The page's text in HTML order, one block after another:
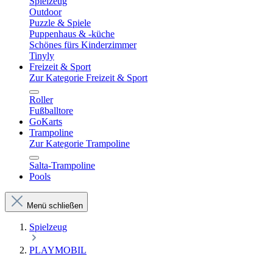
Outdoor
Puzzle & Spiele
Puppenhaus & -küche
Schönes fürs Kinderzimmer
Tinyly
Freizeit & Sport
Zur Kategorie Freizeit & Sport
Roller
Fußballtore
GoKarts
Trampoline
Zur Kategorie Trampoline
Salta-Trampoline
Pools
Menü schließen
Spielzeug
PLAYMOBIL